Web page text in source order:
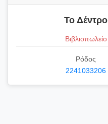
Το Δέντρο
Βιβλιοπωλείο
Ρόδος
2241033206